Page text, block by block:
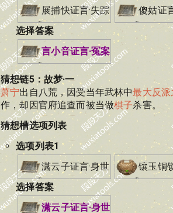
展捕快证言·失踪
傻姑证
选择答案
言小音证言·冤案
猜想链5：故梦·一
萧宁出自八荒，因受当年武林中最大反派
作，却因官府追查而被当做棋子杀害。
猜想槽选项列表
选项列表1
潇云子证言·身世
镶玉铜
选择答案
潇云子证言·身世